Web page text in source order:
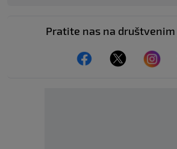
Pratite nas na